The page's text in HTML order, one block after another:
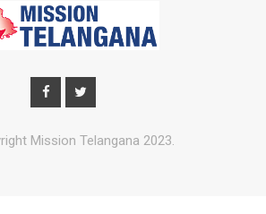
Mission Telangana 2023.